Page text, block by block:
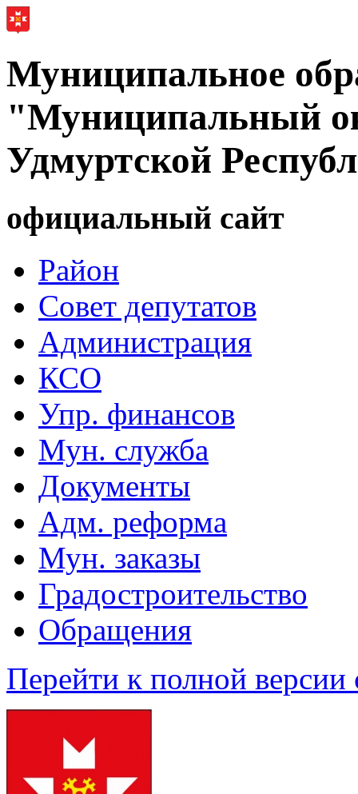
Муниципальное
"Муниципальный
Удмуртской
официальный сайт
Район
Совет депутатов
Администрация
КСО
Упр. финансов
Мун. служба
Документы
Адм. реформа
Мун. заказы
Градостроительство
Обращения
Перейти к полной версии